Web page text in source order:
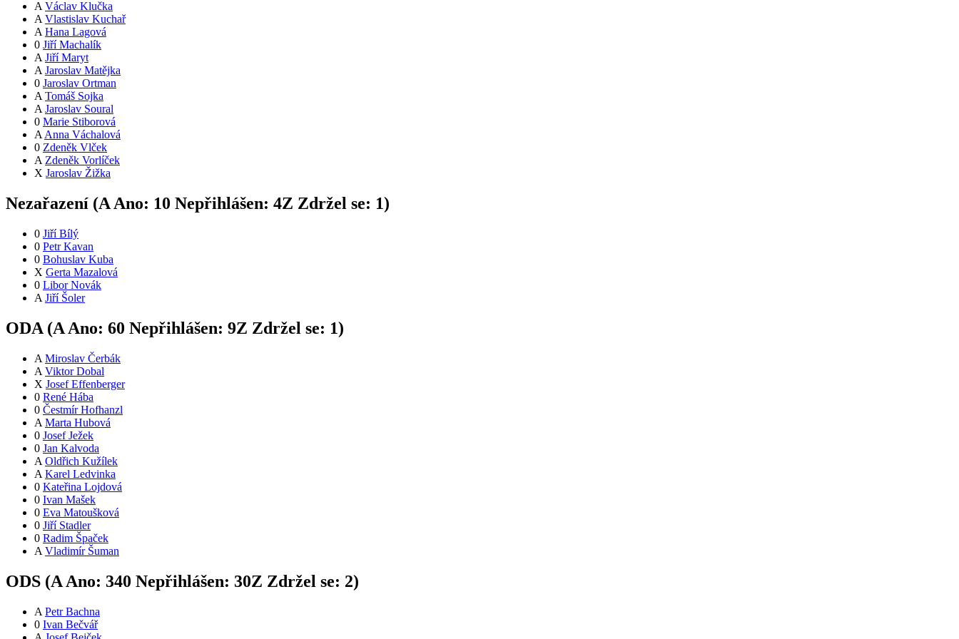
A Václav Klučka
A Vlastislav Kuchař
A Hana Lagová
0 Jiří Machalík
A Jiří Maryt
A Jaroslav Matějka
0 Jaroslav Ortman
A Tomáš Sojka
A Jaroslav Soural
0 Marie Stiborová
AAnna Váchalová
0 Zdeněk Vlček
A Zdeněk Vorlíček
X Jaroslav Žižka
Nezařazení (AAno: 10 Nepřihlášen: 4Z Zdržel se: 1)
0 Jiří Bílý
0 Petr Kavan
0 Bohuslav Kuba
X Gerta Mazalová
0 Libor Novák
A Jiří Šoler
ODA (A Ano: 60 Nepřihlášen: 9Z Zdržel se: 1)
A Miroslav Čerbák
A Viktor Dobal
X Josef Effenberger
0 René Hába
0 Čestmír Hofhanzl
A Marta Hubová
0 Josef Ježek
0 Jan Kalvoda
A Oldřich Kužílek
A Karel Ledvinka
0 Kateřina Lojdová
0 Ivan Mašek
0 Eva Matoušková
0 Jiří Stadler
0 Radim Špaček
A Vladimír Šuman
ODS (A Ano: 340 Nepřihlášen: 30Z Zdržel se: 2)
A Petr Bachna
0 Ivan Bečvář